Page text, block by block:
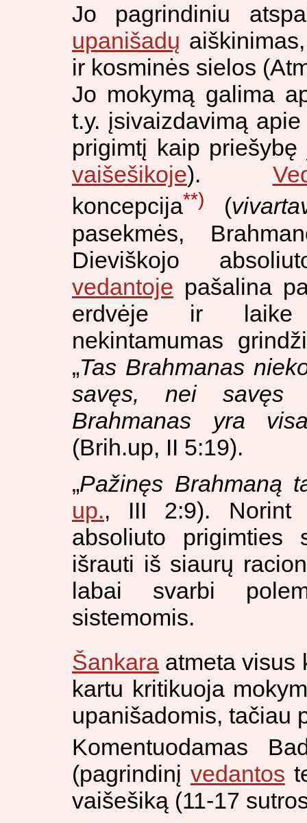
Jo pagrindiniu
upanišadų
ir kosminės sielos
Jo mokymą galima
t.y. įsivaizdavimą
prigimtį kaip
vaišešikoje).
koncepcija**) (
pasekmės,
Dieviškojo
vedantoje pašalina
erdvėje ir laike
nekintamumas
„Tas Brahmanas
savęs, nei savęs
Brahmanas yra
(Brih.up, II 5:19).
„Pažinęs Brahmaną
up., III 2:9). Norint
absoliuto prigimties
išrauti iš siaurų
labai svarbi
sistemomis.
Šankara atmeta visus
kartu kritikuoja
upanišadomis, tačiau
Komentuodamas
(pagrindinį vedantos
vaišešiką (11-17